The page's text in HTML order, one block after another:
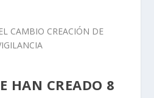
HAN CREADO 8